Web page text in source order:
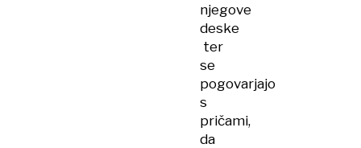
njegove
deske
ter
se
pogovarjajo
s
pričami,
da